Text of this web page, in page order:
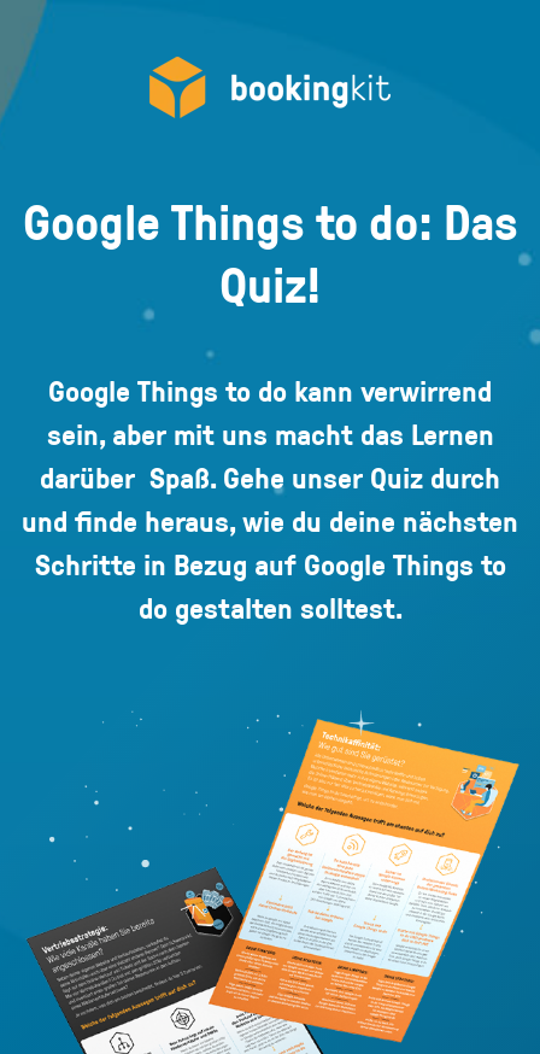
Google Things to do: Das
Quiz!
Google Things to do kann verwirrend
sein, aber mit uns macht das Lernen
darüber Spaß. Gehe unser Quiz durch
und finde heraus, wie du deine nächsten
Schritte in Bezug auf Google Things to
do gestalten solltest.